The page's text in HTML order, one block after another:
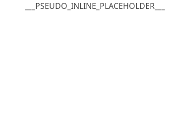
___PSEUDO_INLINE_PLACEHOLDER___